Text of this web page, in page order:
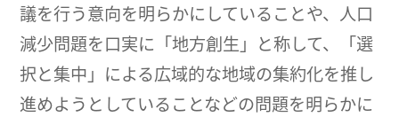
議を行う意向を明らかにしていることや、人口
減少問題を口実に「地方創生」と称して、「選
択と集中」による広域的な地域の集約化を推し
進めようとしていることなどの問題を明らかに